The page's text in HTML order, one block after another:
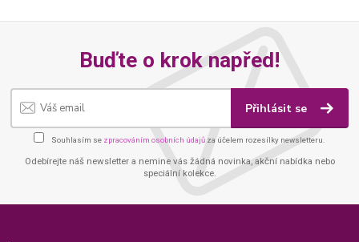
Buďte o krok napřed!
Přihlásit se
Souhlasím se zpracováním osobních údajů za účelem rozesílky newsletteru.
Odebírejte náš newsletter a nemine vás žádná novinka, akční nabídka nebo
speciální kolekce.